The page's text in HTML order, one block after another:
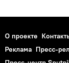
О проекте
Реклама Пресс-